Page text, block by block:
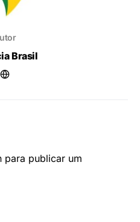
Brasil
para publicar um